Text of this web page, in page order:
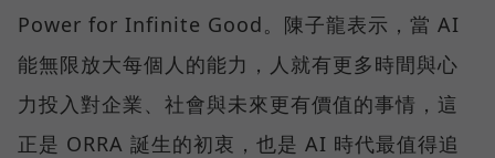
Power for Infinite Good。陳子龍表示，當 AI
能無限放大每個人的能力，人就有更多時間與心
力投入對企業、社會與未來更有價值的事情，這
正是 ORRA 誕生的初衷，也是 AI 時代最值得追